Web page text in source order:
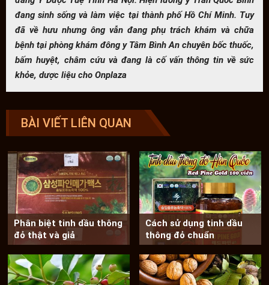
đang sinh sống và làm việc tại thành phố Hồ Chí Minh. Tuy
đã về hưu nhưng ông vẫn đang phụ trách khám và chữa
bệnh tại phòng khám đông y Tâm Bình An chuyên bốc thuốc,
bấm huyệt, châm cứu và đang là cố vấn thông tin về sức
khỏe, dược liệu cho Onplaza
BÀI VIẾT LIÊN QUAN
Phân biệt tinh dầu thông
đỏ thật và giả
Cách sử dụng tinh dầu
thông đỏ chuẩn